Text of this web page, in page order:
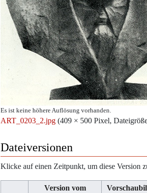
Es ist keine höhere Auflösung vorhanden.
ART_0203_2.jpg (409 × 500 Pixel,
Dateiversionen
Klicke auf einen Zeitpunkt, um diese Version
Version vom